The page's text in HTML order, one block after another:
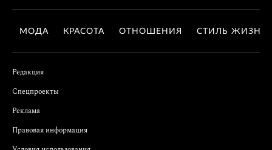
МОДА КРАСОТА ОТНОШЕНИЯ СТИЛЬ ЖИЗНИ
Редакция
Спецпроекты
Реклама
Правовая информация